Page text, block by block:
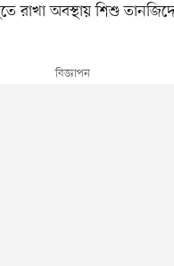
রাখা অবস্থায় শিশু